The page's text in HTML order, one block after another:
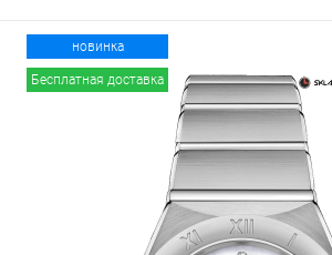
новинка
Бесплатная доставка